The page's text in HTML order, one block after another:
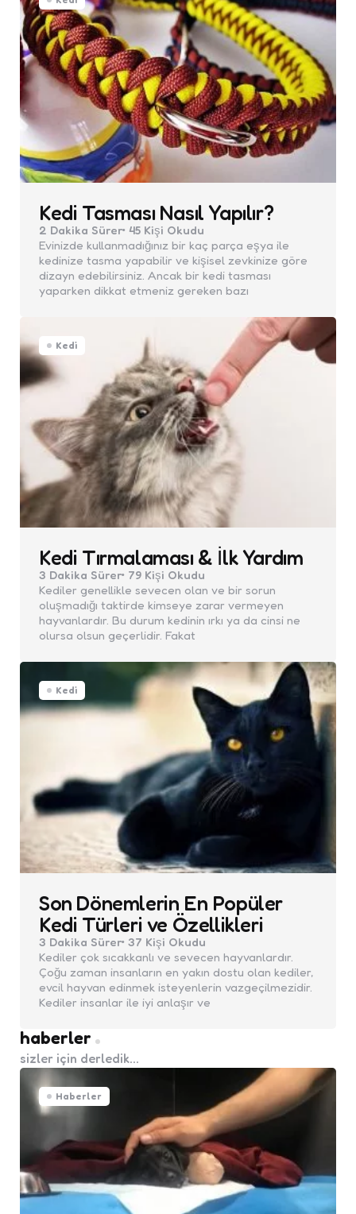
Kedi Tasması Nasıl Yapılır?
2 Dakika Sürer 45 Kişi Okudu
Evinizde kullanmadığınız bir kaç parça eşya ile
kedinize tasma yapabilir ve kişisel zevkinize göre
dizayn edebilirsiniz. Ancak bir kedi tasması
yaparken dikkat etmeniz gereken bazı
Kedi
Kedi Tırmalaması & İlk Yardım
3 Dakika Sürer 79 Kişi Okudu
Kediler genellikle sevecen olan ve bir sorun
oluşmadığı taktirde kimseye zarar vermeyen
hayvanlardır. Bu durum kedinin ırkı ya da cinsi ne
olursa olsun geçerlidir. Fakat
Kedi
Son Dönemlerin En Popüler
Kedi Türleri ve Özellikleri
3 Dakika Sürer 37 Kişi Okudu
Kediler çok sıcakkanlı ve sevecen hayvanlardır.
Çoğu zaman insanların en yakın dostu olan kediler,
evcil hayvan edinmek isteyenlerin vazgeçilmezidir.
Kediler insanlar ile iyi anlaşır ve
haberler
sizler için derledik...
Haberler